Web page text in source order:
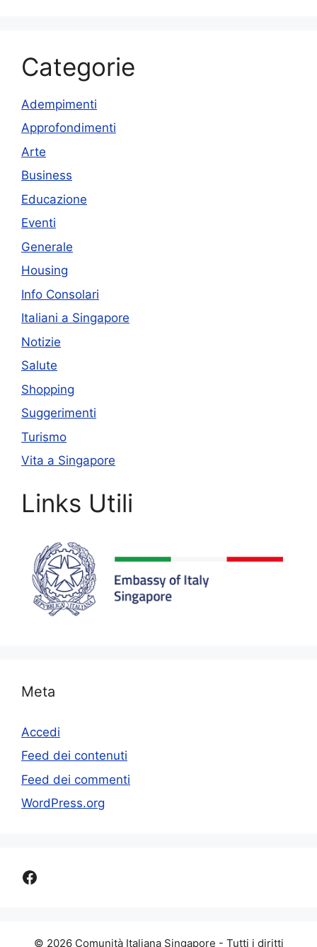
Categorie
Adempimenti
Approfondimenti
Arte
Business
Educazione
Eventi
Generale
Housing
Info Consolari
Italiani a Singapore
Notizie
Salute
Shopping
Suggerimenti
Turismo
Vita a Singapore
Links Utili
Meta
Accedi
Feed dei contenuti
Feed dei commenti
WordPress.org
Facebook
© 2026 Comunità Italiana Singapore - Tutti i diritti